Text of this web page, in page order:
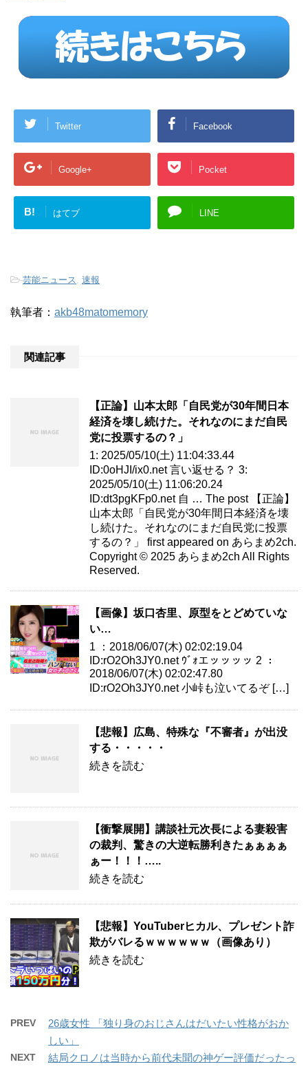
Twitter Facebook
Google+ Pocket
B! はてブ LINE
-芸能ニュース, 速報
執筆者： akb48matomemory
関連記事
【正論】山本太郎「自民党が30年間日本
経済を壊し続けた。それなのにまだ自民
党に投票するの？」
1: 2025/05/10(土) 11:04:33.44
ID:0oHJI/ix0.net 言い返せる？ 3:
2025/05/10(土) 11:06:20.24
ID:dt3pgKFp0.net 自 … The post 【正論】
山本太郎「自民党が30年間日本経済を壊
し続けた。それなのにまだ自民党に投票
するの？」 first appeared on あらまめ2ch.
Copyright © 2025 あらまめ2ch All Rights
Reserved.
【画像】坂口杏里、原型をとどめていな
い…
1 ：2018/06/07(木) 02:02:19.04
ID:rO2Oh3JY0.net ｳﾞｫエッッッッ 2 ：
2018/06/07(木) 02:02:47.80
ID:rO2Oh3JY0.net 小峠も泣いてるぞ […]
【悲報】広島、特殊な『不審者』が出没
する・・・・・
続きを読む
【衝撃展開】講談社元次長による妻殺害
の裁判、驚きの大逆転勝利きたぁぁぁぁ
ぁー！！！…..
続きを読む
【悲報】YouTuberヒカル、プレゼント詐
欺がバレるｗｗｗｗｗｗ（画像あり）
続きを読む
PREV
26歳女性 「独り身のおじさんはだいたい性格がおか
しい」
NEXT
結局クロノは当時から前代未聞の神ゲー評価だったっ